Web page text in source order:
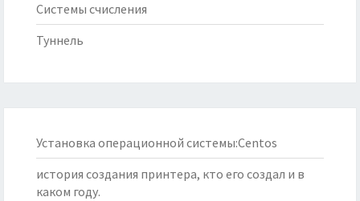
Системы счисления
Туннель
Установка операционной системы:Centos
история создания принтера, кто его создал и в
каком году.